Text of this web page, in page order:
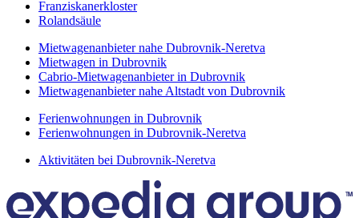
Franziskanerkloster
Rolandsäule
Mietwagenanbieter nahe Dubrovnik-Neretva
Mietwagen in Dubrovnik
Cabrio-Mietwagenanbieter in Dubrovnik
Mietwagenanbieter nahe Altstadt von Dubrovnik
Ferienwohnungen in Dubrovnik
Ferienwohnungen in Dubrovnik-Neretva
Aktivitäten bei Dubrovnik-Neretva